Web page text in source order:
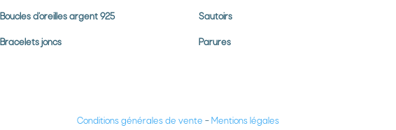
Boucles d’oreilles argent 925
Bracelets joncs
Sautoirs
Parures
Conditions générales de vente – Mentions légales